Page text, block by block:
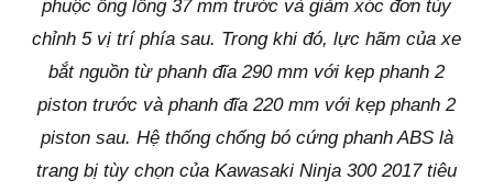
phuộc ống lồng 37 mm trước và giảm xóc đơn tùy
chỉnh 5 vị trí phía sau. Trong khi đó, lực hãm của xe
bắt nguồn từ phanh đĩa 290 mm với kẹp phanh 2
piston trước và phanh đĩa 220 mm với kẹp phanh 2
piston sau. Hệ thống chống bó cứng phanh ABS là
trang bị tùy chọn của Kawasaki Ninja 300 2017 tiêu